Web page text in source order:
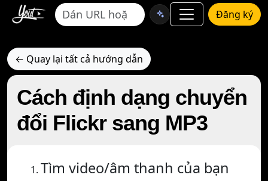
Đăng ký
← Quay lại tất cả hướng dẫn
Cách định dạng chuyển
đổi Flickr sang MP3
Tìm video/âm thanh của bạn